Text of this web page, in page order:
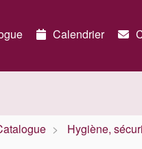
Calendrier
Hygiène,